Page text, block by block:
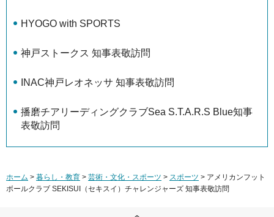
HYOGO with SPORTS
神戸ストークス 知事表敬訪問
INAC神戸レオネッサ 知事表敬訪問
播磨チアリーディングクラブSea S.T.A.R.S Blue知事
表敬訪問
ホーム > 暮らし・教育 > 芸術・文化・スポーツ > スポーツ > アメリカンフット
ボールクラブ SEKISUI（セキスイ）チャレンジャーズ 知事表敬訪問